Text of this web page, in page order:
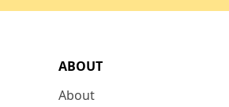
ABOUT
About